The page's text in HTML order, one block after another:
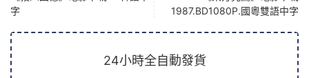
字
1987.BD1080P.國粵雙語中字
24小時全自動發貨